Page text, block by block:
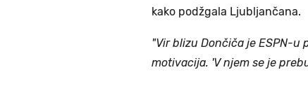
kako podžgala Ljubljančana.
"Vir blizu Dončiča je ESPN-u
motivacija. 'V njem se je